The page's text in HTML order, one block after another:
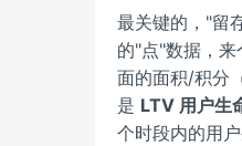
最关键的，"留
的"点"数据，
面的面积/积分
是 LTV 用户生
个时段内的用